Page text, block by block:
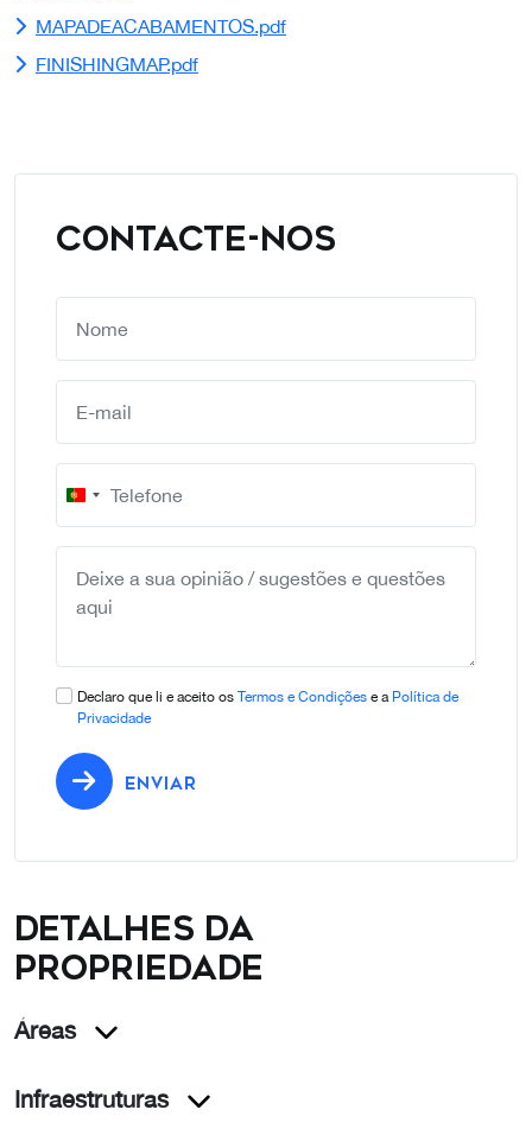
MAPADEACABAMENTOS.pdf
FINISHINGMAP.pdf
CONTACTE-NOS
Portugal
+351
Declaro que li e aceito os Termos e Condições e a Política de
Privacidade
ENVIAR
Detalhes da
propriedade
Áreas
Infraestruturas